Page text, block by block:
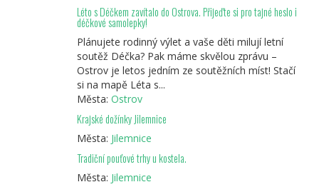
Léto s Déčkem zavítalo do Ostrova. Přijeďte si pro tajné heslo i
déčkové samolepky!
Plánujete rodinný výlet a vaše děti milují letní
soutěž Déčka? Pak máme skvělou zprávu –
Ostrov je letos jedním ze soutěžních míst! Stačí
si na mapě Léta s...
Města: Ostrov
Krajské dožínky Jilemnice
Města: Jilemnice
Tradiční pouťové trhy u kostela.
Města: Jilemnice